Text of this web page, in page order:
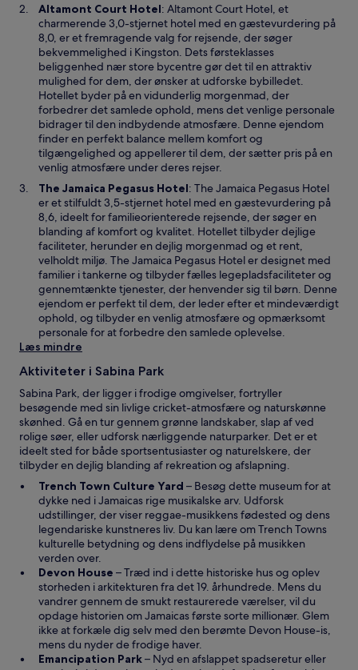
n
d
u
e
Altamont Court HotelÅ
b
n
e
r
i
e
t
n
y
t
v
i
n
d
u
e
: Altamont Court Hotel, et
charmerende 3,0-stjernet hotel med en gæstevurdering på
8,0, er et fremragende valg for rejsende, der søger
bekvemmelighed i Kingston. Dets førsteklasses
beliggenhed nær store bycentre gør det til en attraktiv
mulighed for dem, der ønsker at udforske bybilledet.
Hotellet byder på en vidunderlig morgenmad, der
forbedrer det samlede ophold, mens det venlige personale
bidrager til den indbydende atmosfære. Denne ejendom
finder en perfekt balance mellem komfort og
tilgængelighed og appellerer til dem, der sætter pris på en
venlig atmosfære under deres rejser.
The Jamaica Pegasus HotelÅ
b
n
e
r
i
e
t
n
y
t
d
u
e
: The Jamaica Pegasus Hotel
er et stilfuldt 3,5-stjernet hotel med en gæstevurdering på
8,6, ideelt for familieorienterede rejsende, der søger en
blanding af komfort og kvalitet. Hotellet tilbyder dejlige
faciliteter, herunder en dejlig morgenmad og et rent,
velholdt miljø. The Jamaica Pegasus Hotel er designet med
familier i tankerne og tilbyder fælles legepladsfaciliteter og
gennemtænkte tjenester, der henvender sig til børn. Denne
ejendom er perfekt til dem, der leder efter et mindeværdigt
ophold, og tilbyder en venlig atmosfære og opmærksomt
personale for at forbedre den samlede oplevelse.
Læs mindre
Aktiviteter i Sabina Park
Sabina Park, der ligger i frodige omgivelser, fortryller
besøgende med sin livlige cricket-atmosfære og naturskønne
skønhed. Gå en tur gennem grønne landskaber, slap af ved
rolige søer, eller udforsk nærliggende naturparker. Det er et
ideelt sted for både sportsentusiaster og naturelskere, der
tilbyder en dejlig blanding af rekreation og afslapning.
Trench Town Culture Yard Å
b
n
e
r
e
t
n
y
t
v
i
– Besøg dette museum for at
dykke ned i Jamaicas rige musikalske arv. Udforsk
udstillinger, der viser reggae-musikkens fødested og dens
legendariske kunstneres liv. Du kan lære om Trench Towns
kulturelle betydning og dens indflydelse på musikken
verden over.
Devon House Å
b
n
e
r
i
e
– Træd ind i dette historiske hus og oplev
storheden i arkitekturen fra det 19. århundrede. Mens du
vandrer gennem de smukt restaurerede værelser, vil du
opdage historien om Jamaicas første sorte millionær. Glem
ikke at forkæle dig selv med den berømte Devon House-is,
mens du nyder de frodige haver.
Emancipation ParkÅ– Nyd en afslappet spadseretur eller